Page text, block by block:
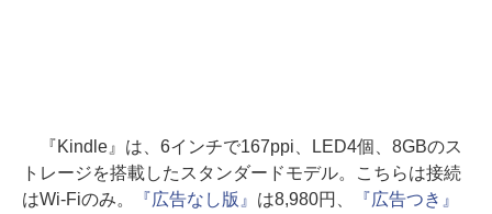
『Kindle』は、6インチで167ppi、LED4個、8GBのス
トレージを搭載したスタンダードモデル。こちらは接続
はWi-Fiのみ。
『広告なし版』 は8,980円、
『広告つき』